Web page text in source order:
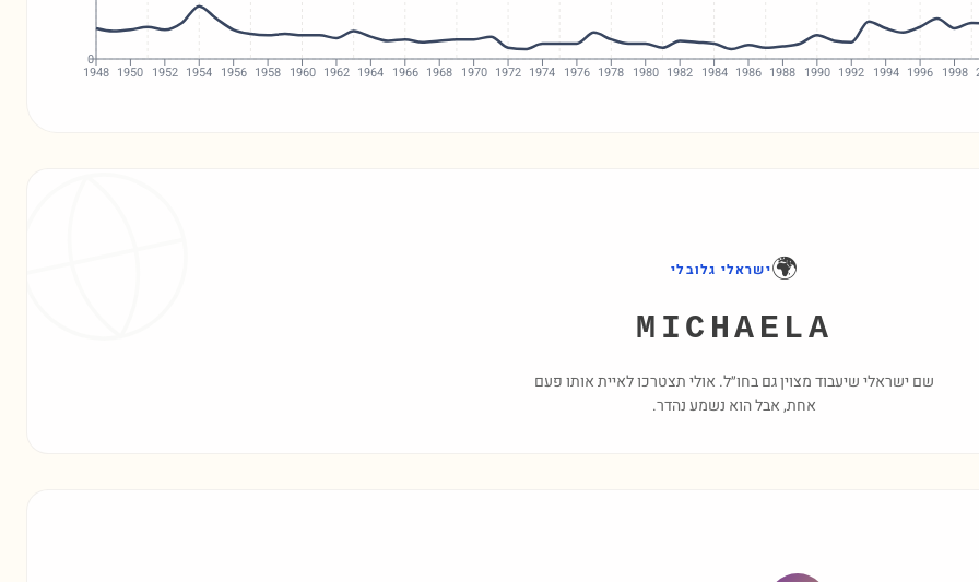
1948 1950 1952 1954 1956 1958 1960 1962 1964 1966 1968 1970 1972 1974 1976 1978 1980 1982 1984 1986 1988 1990 1992 1994 1996 1998
0
🌍ישראלי גלובלי
MICHAELA
שם ישראלי שיעבוד מצוין גם בחו״ל. אולי תצטרכו לאיית אותו פעם
אחת, אבל הוא נשמע נהדר.